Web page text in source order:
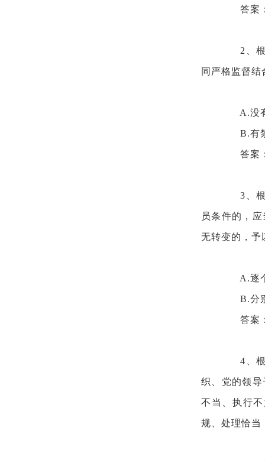
答案
2、
同严格监督
A.没
B.有
答案
3、
员条件的，
无转变的，予
A.逐
B.分
答案
4、
织、党的领
不当、执行
规、处理恰当